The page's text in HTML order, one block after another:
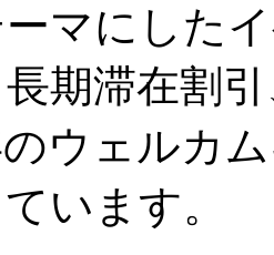
マにした
期滞在割
ウェルカ
います。